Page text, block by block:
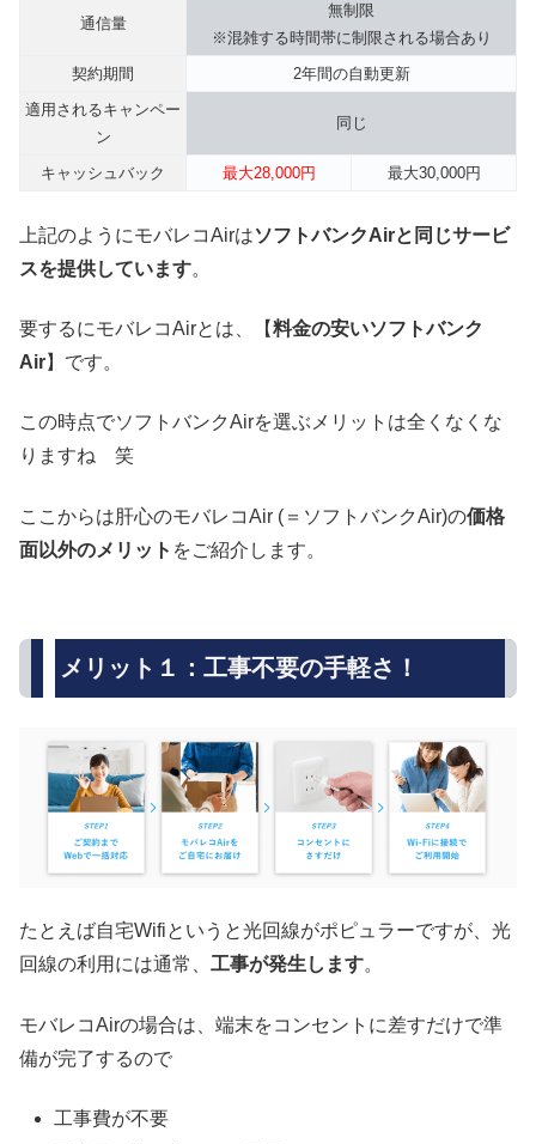
通信量
無制限
※混雑する時間帯に制限される場合あり
契約期間
2年間の自動更新
適用されるキャンペー
ン
同じ
キャッシュバック 最大28,000円 最大30,000円
上記のようにモバレコAirはソフトバンクAirと同じサービ
スを提供しています。
要するにモバレコAirとは、【料金の安いソフトバンク
Air】です。
この時点でソフトバンクAirを選ぶメリットは全くなくな
りますね 笑
ここからは肝心のモバレコAir (＝ソフトバンクAir)の価格
面以外のメリット をご紹介します。
メリット１：工事不要の手軽さ！
たとえば自宅Wifiというと光回線がポピュラーですが、光
回線の利用には通常、 工事が発生します。
モバレコAirの場合は、端末をコンセントに差すだけで準
備が完了するので
工事費が不要